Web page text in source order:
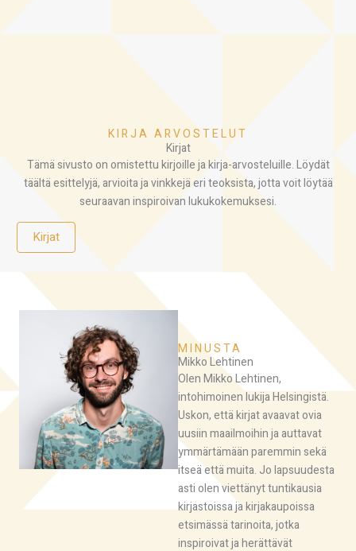
KIRJA ARVOSTELUT
Kirjat
Tämä sivusto on omistettu kirjoille ja kirja-arvosteluille. Löydät
täältä esittelyjä, arvioita ja vinkkejä eri teoksista, jotta voit löytää
seuraavan inspiroivan lukukokemuksesi.
Kirjat
MINUSTA
Mikko Lehtinen
Olen Mikko Lehtinen,
intohimoinen lukija Helsingistä.
Uskon, että kirjat avaavat ovia
uusiin maailmoihin ja auttavat
ymmärtämään paremmin sekä
itseä että muita. Jo lapsuudesta
asti olen viettänyt tuntikausia
kirjastoissa ja kirjakaupoissa
etsimässä tarinoita, jotka
inspiroivat ja herättävät